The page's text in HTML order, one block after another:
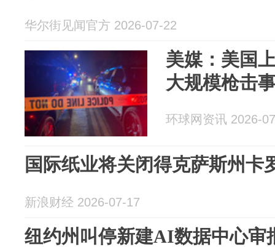
华尔街见闻官方 2026-07-22
美媒：美国
大规模枪击
环球网资讯 2026-
国际纸业将关闭得克萨斯州卡
新浪财经 2026-07-17
纽约州叫停新建AI数据中心审